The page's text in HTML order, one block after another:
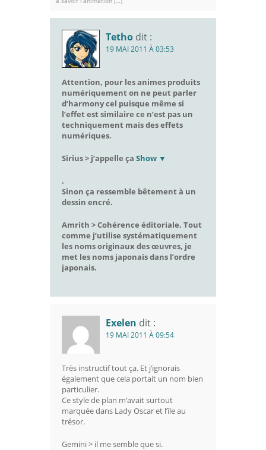
Tetho dit :
19 MAI 2011 À 03:53
Attention, pour lesanimes produits
numériquement on ne peut parler
d’harmony cel puisque même si
l’effet est similaire ce n’est pas un
techniquement mais des effets
numériques.
Sirius > j’appelle ça Show ▼
.
Sinon ça ressemble bêtement à un
dessin encré.
Amrith > Cohérence éditoriale. Tout
comme j’utilise systématiquement
les noms originaux des œuvres, je
met les noms japonais dans l’ordre
japonais.
Exelen dit :
19 MAI 2011 À 09:54
Très instructif tout ça. Et j’ignorais
également que cela portait un nom bien
particulier.
Ce style de plan m’avait surtout
marquée dans Lady Oscar et l’île au
trésor.
Gemini > il me semble que si.